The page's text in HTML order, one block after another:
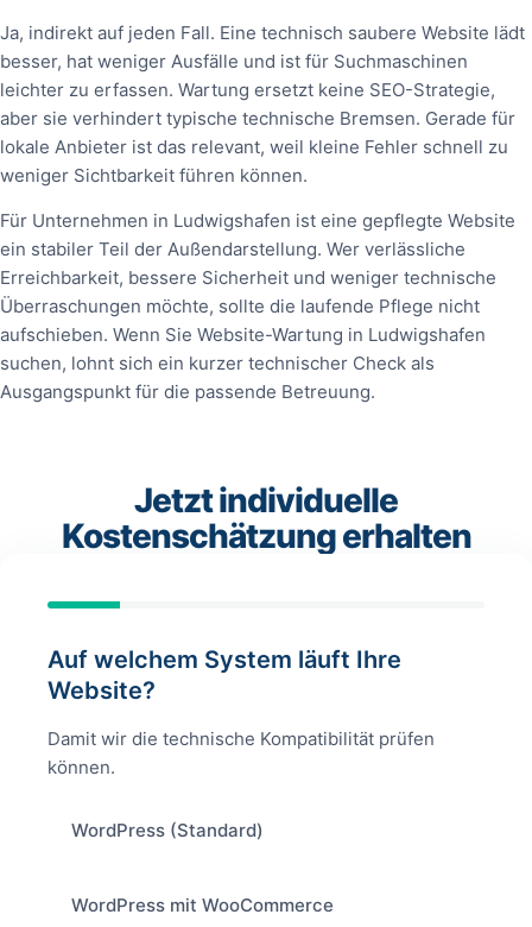
Ja, indirekt auf jeden Fall. Eine technisch saubere Website lädt
besser, hat weniger Ausfälle und ist für Suchmaschinen
leichter zu erfassen. Wartung ersetzt keine SEO-Strategie,
aber sie verhindert typische technische Bremsen. Gerade für
lokale Anbieter ist das relevant, weil kleine Fehler schnell zu
weniger Sichtbarkeit führen können.
Für Unternehmen in Ludwigshafen ist eine gepflegte Website
ein stabiler Teil der Außendarstellung. Wer verlässliche
Erreichbarkeit, bessere Sicherheit und weniger technische
Überraschungen möchte, sollte die laufende Pflege nicht
aufschieben. Wenn Sie Website-Wartung in Ludwigshafen
suchen, lohnt sich ein kurzer technischer Check als
Ausgangspunkt für die passende Betreuung.
Jetzt individuelle
Kostenschätzung erhalten
Auf welchem System läuft Ihre
Website?
Damit wir die technische Kompatibilität prüfen
können.
WordPress (Standard)
WordPress mit WooCommerce